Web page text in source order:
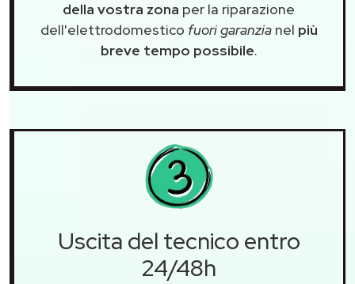
della vostra zona per la riparazione
dell'elettrodomestico fuori garanzianel più
breve tempo possibile.
Uscita del tecnico entro
24/48h